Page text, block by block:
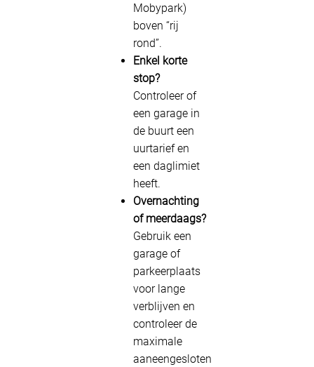
Mobypark)
boven “rij
rond”.
Enkel korte
stop?
Controleer of
een garage in
de buurt een
uurtarief en
een daglimiet
heeft.
Overnachting
of meerdaags?
Gebruik een
garage of
parkeerplaats
voor lange
verblijven en
controleer de
maximale
aaneengesloten